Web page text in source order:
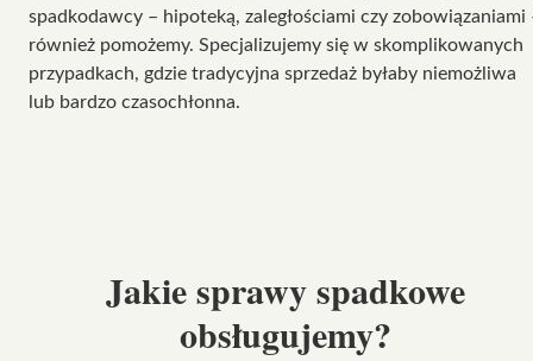
spadkodawcy – hipoteką, zaległościami czy zobowiązaniami
również pomożemy. Specjalizujemy się w skomplikowanych
przypadkach, gdzie tradycyjna sprzedaż byłaby niemożliwa
lub bardzo czasochłonna.
Jakie sprawy spadkowe
obsługujemy?